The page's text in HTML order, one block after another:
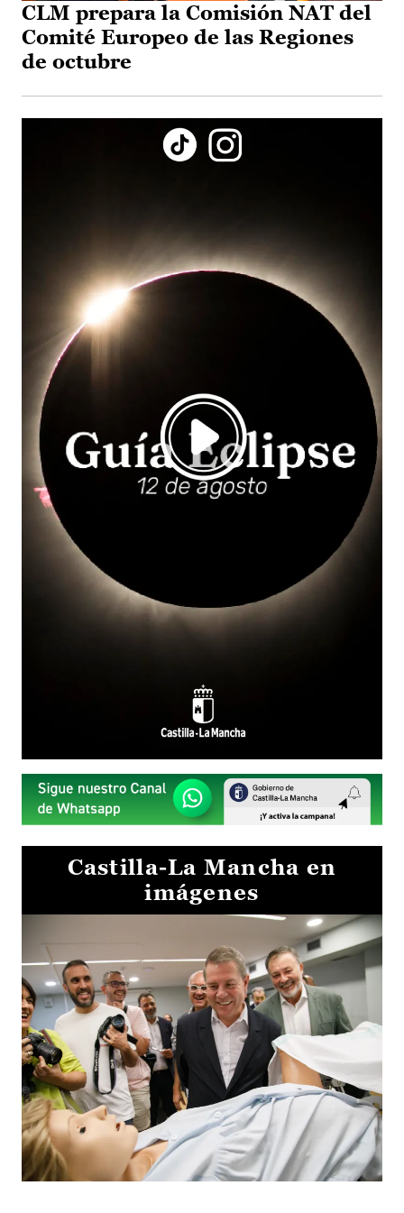
CLM prepara la Comisión NAT del
Comité Europeo de las Regiones
de octubre
Castilla-La Mancha en
imágenes